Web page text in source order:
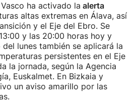
ha activado la alerta
altas extremas en Álava, así
y el Eje del Ebro. Se
y las 20:00 horas hoy y
del lunes también se aplicará la
persistentes en el Eje
la jornada, según la Agencia
Euskalmet. En Bizkaia y
un aviso amarillo por las